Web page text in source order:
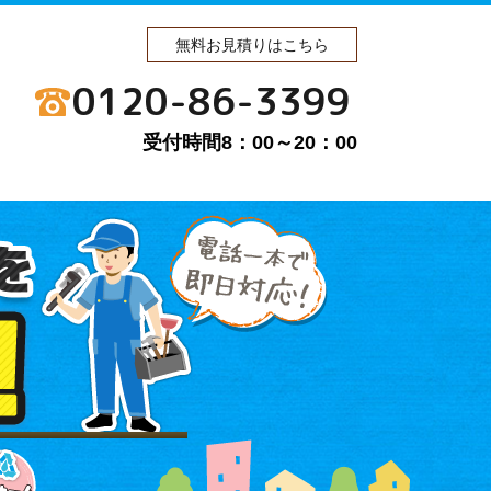
無料お見積りはこちら
0120-86-3399
受付時間8：00～20：00